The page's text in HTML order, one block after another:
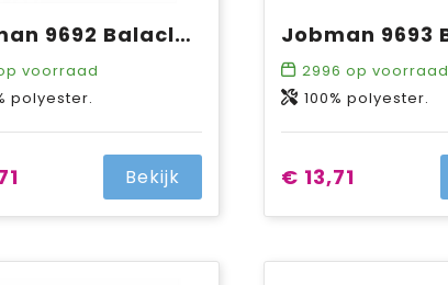
Jobman 9692 Balaclava
voorraad
polyester.
Bekijk
2996 op voorraad
100% polyester.
€ 13,71